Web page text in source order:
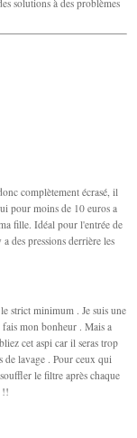
solutions à des problèmes
complètement écrasé, il
pour moins de 10 euros a
fille. Idéal pour l'entrée de
des pressions derrière les
strict minimum . Je suis une
mon bonheur . Mais a
cet aspi car il seras trop
de lavage . Pour ceux qui
le filtre après chaque
!!